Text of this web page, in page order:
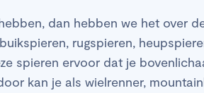
dan hebben we het over
rugspieren,
spieren ervoor dat je
kan je als wielrenner,